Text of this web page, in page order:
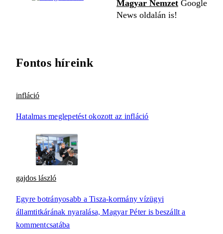
Magyar Nemzet Google
News oldalán is!
Fontos híreink
infláció
Hatalmas meglepetést okozott az infláció
gajdos lászló
Egyre botrányosabb a Tisza-kormány vízügyi
államtitkárának nyaralása, Magyar Péter is beszállt a
kommentcsatába